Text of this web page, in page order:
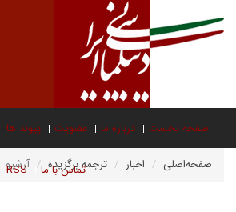
صفحه نخست درباره ما عضویت پیوند ها
تماس با ما RSS صفحه‌اصلی اخبار ترجمه برگزیده آرشیو